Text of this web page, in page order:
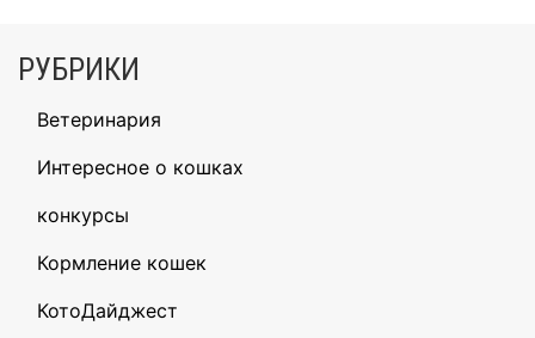
РУБРИКИ
Ветеринария
Интересное о кошках
конкурсы
Кормление кошек
КотоДайджест